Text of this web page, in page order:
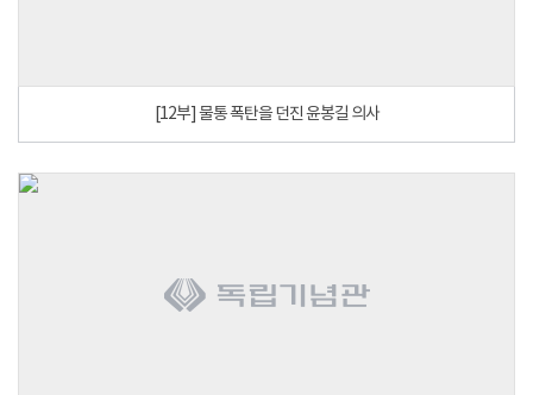
[12부] 물통 폭탄을 던진 윤봉길 의사